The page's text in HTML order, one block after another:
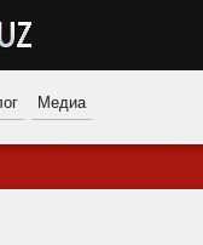
Медиа